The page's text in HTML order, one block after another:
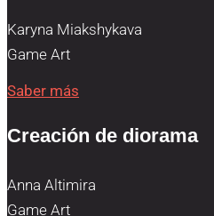
Karyna Miakshykava
Game Art
Saber más
Creación de diorama
Anna Altimira
Game Art